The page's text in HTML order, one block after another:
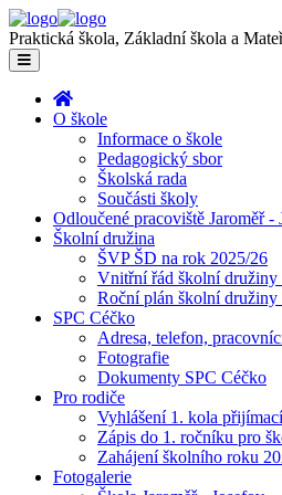
Praktická škola, Základní škola a
O škole
Informace o škole
Pedagogický sbor
Školská rada
Součásti školy
Odloučené pracoviště Jaroměř -
Školní družina
ŠVP ŠD na rok 2025/26
Vnitřní řád školní družiny
Roční plán školní
SPC Céčko
Adresa, telefon,
Fotografie
Dokumenty SPC Céčko
Pro rodiče
Vyhlášení 1. kola
Zápis do 1. ročníku pro
Zahájení školního roku
Fotogalerie